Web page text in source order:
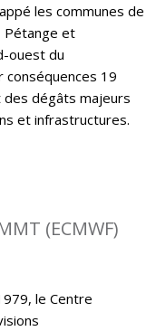
les communes de
Pétange et
ouest du
conséquences 19
dégâts majeurs
et infrastructures.
(ECMWF)
le Centre